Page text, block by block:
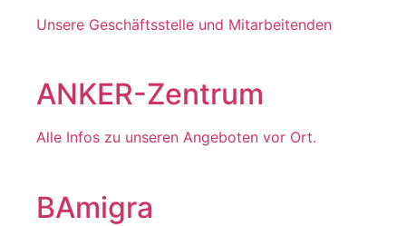
Unsere Geschäftsstelle und Mitarbeitenden
ANKER-Zentrum
Alle Infos zu unseren Angeboten vor Ort.
BAmigra